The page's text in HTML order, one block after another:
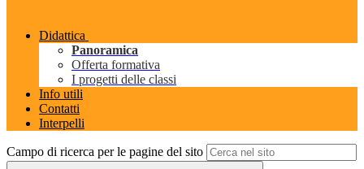
Didattica
Panoramica
Offerta formativa
I progetti delle classi
Info utili
Contatti
Interpelli
Campo di ricerca per le pagine del sito